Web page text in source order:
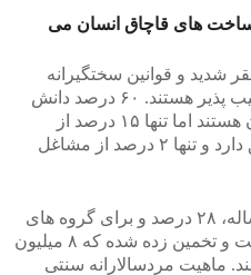
های قاچاق انسان می
شدید و قوانین سختگیرانه
دولتی در مقابل قاچاق انسان آسیب پذیر هستند. ۶۰ درصد دانش
آموزان در دانشگاههای ایران زنان هستند اما تنها ۱۵ درصد از
نیروی کار در جامعه به زنان تعلق دارد و تنها ۲ درصد از مشاغل
نرخ بیکاری برای زنان ۱۵ تا ۲۹ ساله، ۲۸ درصد و برای گروه های
سنی ۱۵ تا ۲۰ ساله ۴۳ درصد است و تخمین زده شده که ۸ میلیون
ماهیت مردسالارانه سنتی